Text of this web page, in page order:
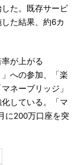
た。既存サービ
た結果、約6カ
が上がる
への参加、「楽
ネーブリッジ」
している。「マ
に200万口座を突